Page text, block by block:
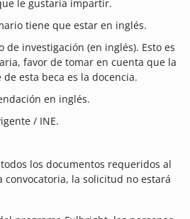
le gustaría impartir.
tiene que estar en inglés.
de investigación (en inglés). Esto es
favor de tomar en cuenta que la
esta beca es la docencia.
en inglés.
/ INE.
los documentos requeridos al
convocatoria, la solicitud no estará